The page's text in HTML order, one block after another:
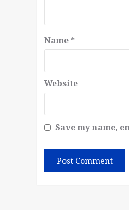
Name *
Website
Save my name,